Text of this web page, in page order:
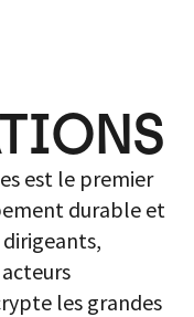
est le premier
durable et
dirigeants,
les grandes